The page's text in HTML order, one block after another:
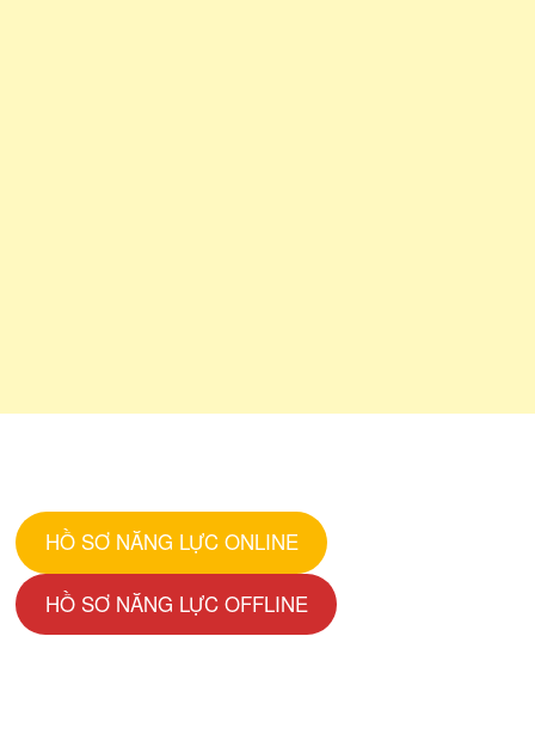
HỒ SƠ NĂNG LỰC ONLINE
HỒ SƠ NĂNG LỰC OFFLINE